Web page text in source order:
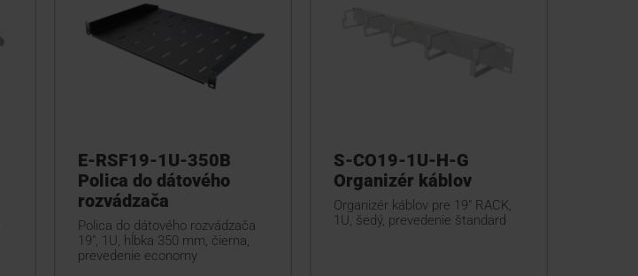
E-RSF19-1U-350B
Polica do dátového
rozvádzača
Polica do dátového rozvádzača
19", 1U, hĺbka 350 mm, čierna,
prevedenie economy
S-CO19-1U-H-G
Organizér káblov
Organizér káblov pre 19" RACK,
1U, šedý, prevedenie štandard